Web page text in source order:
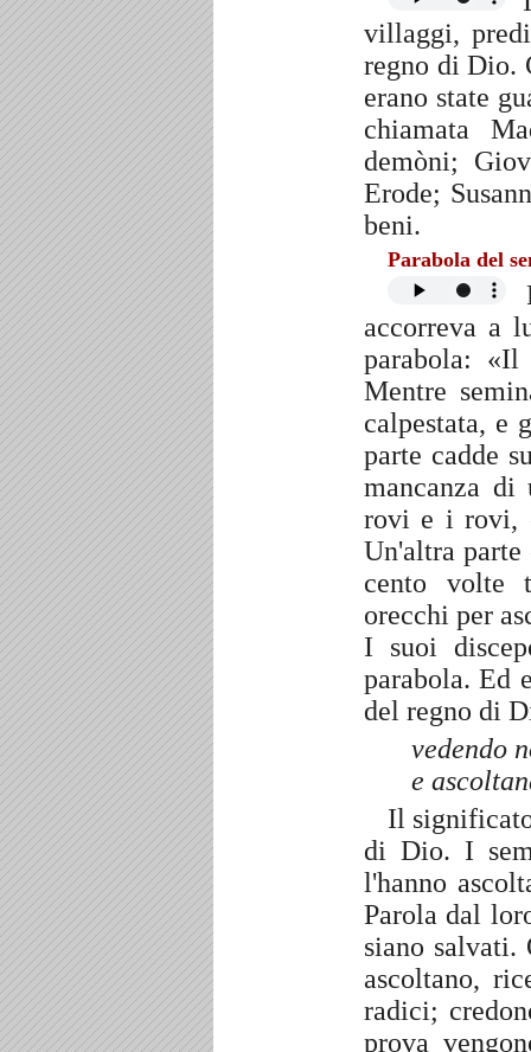
villaggi,
regno di Dio.
erano state
chiamata
demòni;
Erode;
beni.
Parabola del
accorreva a
parabola: «Il
Mentre
calpestata, e
parte cadde
mancanza
rovi e i rovi,
Un'altra parte
cento volte
orecchi per
I suoi
parabola. Ed
del regno di
vedendo
e
Il
di Dio. I
l'hanno
Parola dal
siano salvati.
ascoltano,
radici;
prova